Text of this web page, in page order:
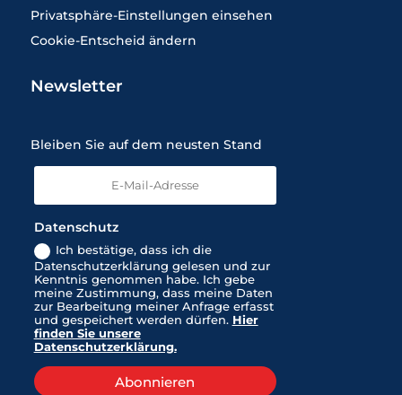
Privatsphäre-Einstellungen einsehen
Cookie-Entscheid ändern
Newsletter
Bleiben Sie auf dem neusten Stand
Datenschutz
Ich bestätige, dass ich die
Datenschutzerklärung gelesen und zur
Kenntnis genommen habe. Ich gebe
meine Zustimmung, dass meine Daten
zur Bearbeitung meiner Anfrage erfasst
und gespeichert werden dürfen. Hier
finden Sie unsere
Datenschutzerklärung.
Abonnieren